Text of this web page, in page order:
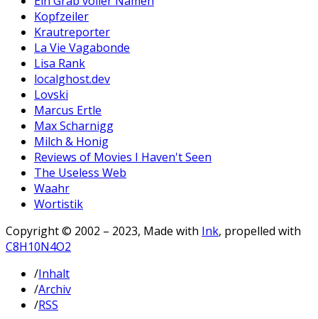
Kopfzeiler
Krautreporter
La Vie Vagabonde
Lisa Rank
localghost.dev
Lovski
Marcus Ertle
Max Scharnigg
Milch & Honig
Reviews of Movies I Haven't Seen
The Useless Web
Waahr
Wortistik
Copyright © 2002 – 2023, Made with Ink, propelled with
C8H10N4O2
/Inhalt
/Archiv
/RSS